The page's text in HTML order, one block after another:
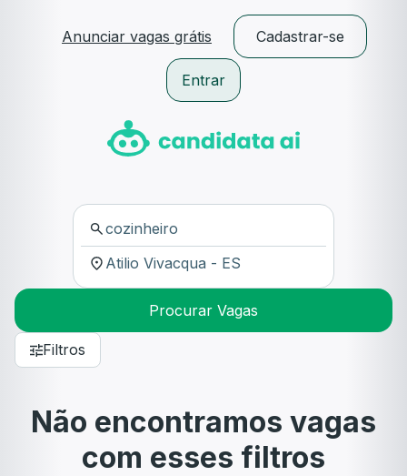
Anunciar vagas grátis Cadastrar-se
Entrar
Procurar Vagas
Filtros
Não encontramos vagas
com esses filtros